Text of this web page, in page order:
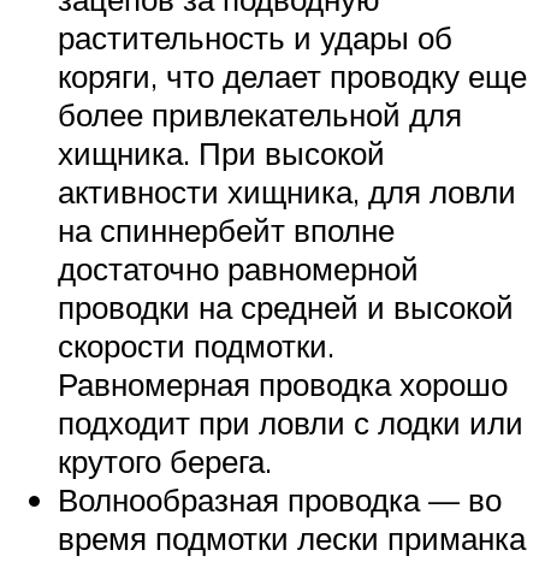
растительность и удары об
коряги, что делает проводку еще
более привлекательной для
хищника. При высокой
активности хищника, для ловли
на спиннербейт вполне
достаточно равномерной
проводки на средней и высокой
скорости подмотки.
Равномерная проводка хорошо
подходит при ловли с лодки или
крутого берега.
Волнообразная проводка — во
время подмотки лески приманка